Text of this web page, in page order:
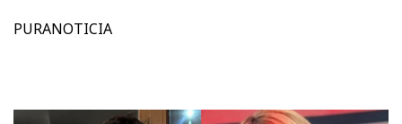
PURANOTICIA